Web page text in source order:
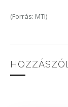
(Forrás: MTI)